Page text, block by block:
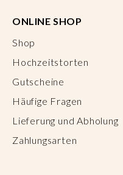
ONLINE SHOP
Shop
Hochzeitstorten
Gutscheine
Häufige Fragen
Lieferung und Abholung
Zahlungsarten